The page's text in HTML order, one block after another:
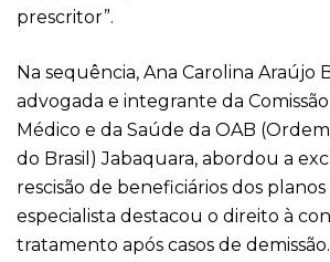
prescritor”.
Na sequência, Ana Carolina Araújo
advogada e integrante da
Médico e da Saúde da OAB
do Brasil) Jabaquara, abordou a
rescisão de beneficiários dos
especialista destacou o direito à
tratamento após casos de